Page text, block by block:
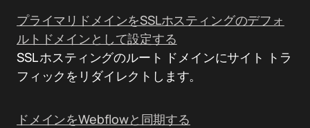
プライマリドメインをSSLホスティングのデフォ
ルトドメインとして設定する
SSL ホスティングのルート ドメインにサイト トラ
フィックをリダイレクトします。
ドメインをWebflowと同期する